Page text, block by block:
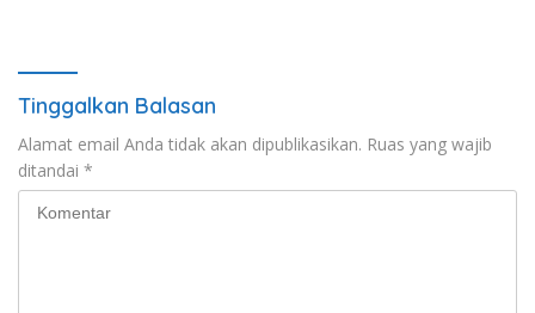
Tinggalkan Balasan
Alamat email Anda tidak akan dipublikasikan. Ruas yang wajib
ditandai *